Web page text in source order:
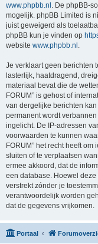
www.phpbb.nl . De phpBB-
mogelijk. phpBB Limited is
juist geweigerd als
phpBB kun je vinden op
website www.phpbb.nl .
Je verklaart geen berichten
lasterlijk, haatdragend,
materiaal bevat die de
FORUM” is gehost of
van dergelijke berichten
permanent wordt
ingelicht. De IP-adressen
voorwaarden te kunnen
FORUM” het recht heeft
sluiten of te verplaatsen
ermee akkoord, dat de
een database. Hoewel
verstrekt zónder je
verantwoordelijk worden
dat de gegevens vrijkomen.
Portaal